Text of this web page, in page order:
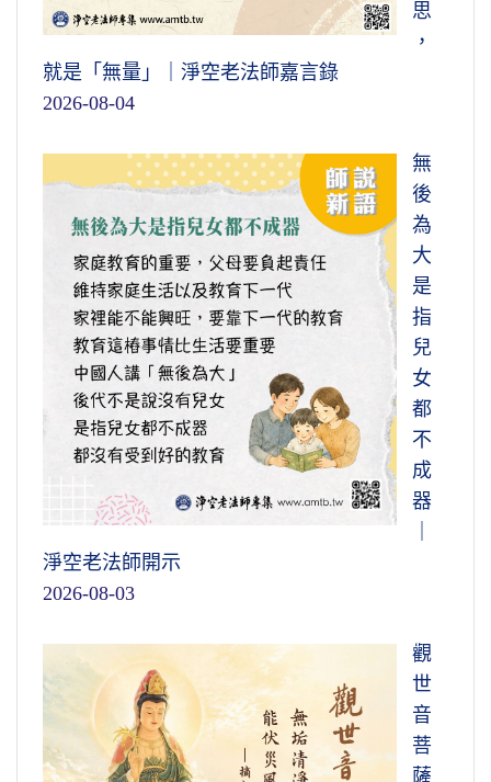
思
，
就是「無量」｜淨空老法師嘉言錄
2026-08-04
無
後
為
大
是
指
兒
女
都
不
成
器
淨空老法師開示
2026-08-03
觀
世
音
菩
薩